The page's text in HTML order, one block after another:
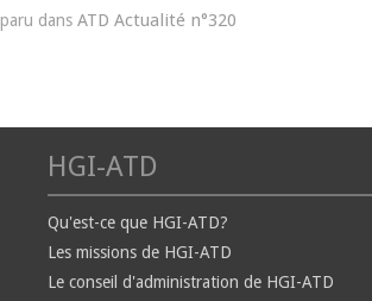
paru dans ATD Actualité n°320
HGI-ATD
Qu'est-ce que HGI-ATD?
Les missions de HGI-ATD
Le conseil d'administration de HGI-ATD